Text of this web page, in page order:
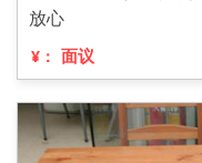
放心
¥： 面议